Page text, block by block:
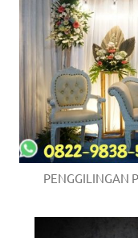
PENGGILINGAN